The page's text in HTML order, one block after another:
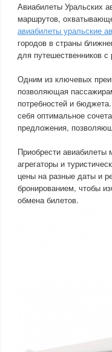
Авиабилеты Уральских
маршрутов,
авиабилеты уральские
городов в страны
для путешественников
Одним из ключевых
позволяющая
потребностей и
себя оптимальное
предложения,
Приобрести авиабилеты
агрегаторы и
цены на разные даты и
бронированием, чтобы
обмена билетов.